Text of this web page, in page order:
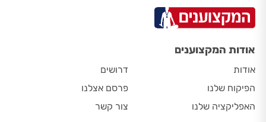
אודות המקצוענים
אודות
הפיקוח שלנו
האפליקציה שלנו
דרושים
פרסם אצלנו
צור קשר